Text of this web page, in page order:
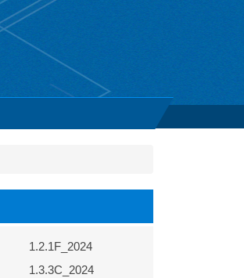
1.2.1F_2024
1.3.3C_2024